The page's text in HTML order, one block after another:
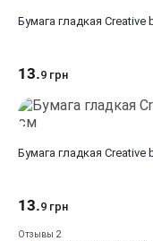
Бумага гладкая Creative
13.9 грн
Бумага гладкая Creative
13.9 грн
Отзывы 2